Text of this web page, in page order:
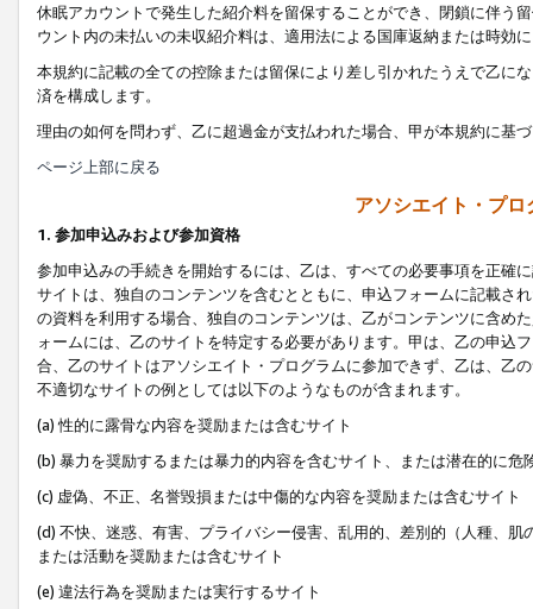
休眠アカウントで発生した紹介料を留保することができ、閉鎖に伴う
ウント内の未払いの未収紹介料は、適用法による国庫返納または時効
本規約に記載の全ての控除または留保により差し引かれたうえで乙に
済を構成します。
理由の如何を問わず、乙に超過金が支払われた場合、甲が本規約に基
ページ上部に戻る
アソシエイト・プ
1. 参加申込みおよび参加資格
参加申込みの手続きを開始するには、乙は、すべての必要事項を正確
サイトは、独自のコンテンツを含むとともに、申込フォームに記載さ
の資料を利用する場合、独自のコンテンツは、乙がコンテンツに含め
ォームには、乙のサイトを特定する必要があります。甲は、乙の申込
合、乙のサイトはアソシエイト・プログラムに参加できず、乙は、乙
不適切なサイトの例としては以下のようなものが含まれます。
(a) 性的に露骨な内容を奨励または含むサイト
(b) 暴力を奨励するまたは暴力的内容を含むサイト、または潜在的に
(c) 虚偽、不正、名誉毀損または中傷的な内容を奨励または含むサイト
(d) 不快、迷惑、有害、プライバシー侵害、乱用的、差別的（人種、
または活動を奨励または含むサイト
(e) 違法行為を奨励または実行するサイト